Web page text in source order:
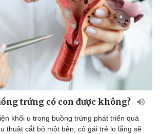
trứng có con được không?
khối u trong buồng trứng phát triển quá
thuật cắt bỏ một bên, cô gái trẻ lo lắng sẽ